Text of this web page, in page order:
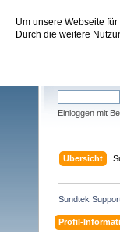
Um unsere Webseite
Durch die weitere
Einloggen mit
Übersicht
Sundtek
Profil-